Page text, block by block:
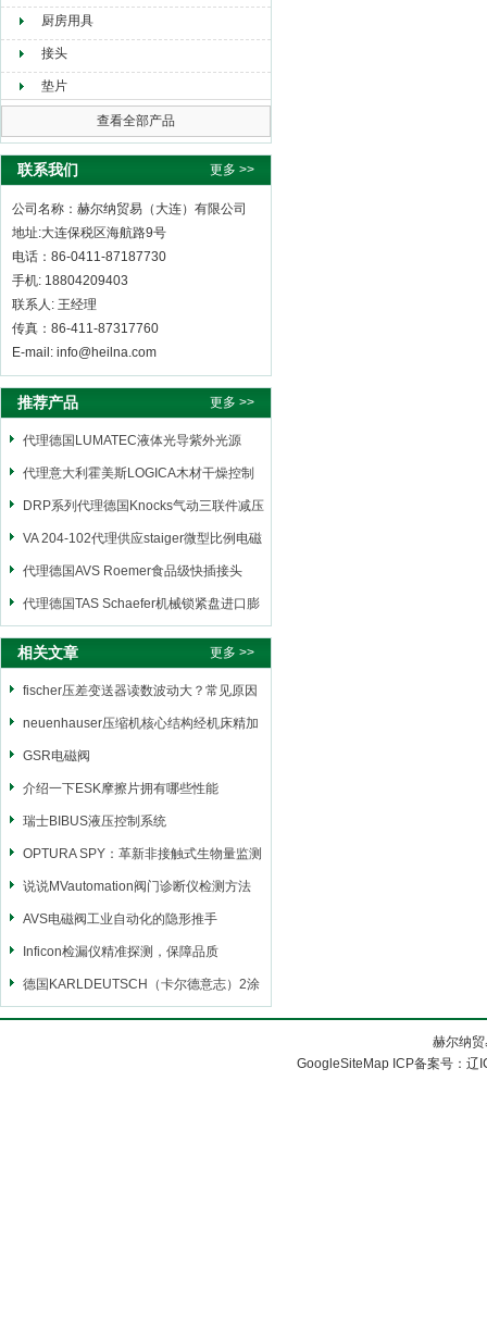
厨房用具
接头
垫片
查看全部产品
联系我们 更多 >>
公司名称：赫尔纳贸易（大连）有限公司
地址:大连保税区海航路9号
电话：86-0411-87187730
手机: 18804209403
联系人: 王经理
传真：86-411-87317760
E-mail: info@heilna.com
推荐产品 更多 >>
代理德国LUMATEC液体光导紫外光源
代理意大利霍美斯LOGICA木材干燥控制
仪
DRP系列代理德国Knocks气动三联件减压
阀
VA 204-102代理供应staiger微型比例电磁
阀
代理德国AVS Roemer食品级快插接头
代理德国TAS Schaefer机械锁紧盘进口膨
胀套
相关文章 更多 >>
fischer压差变送器读数波动大？常见原因
与解决方案
neuenhauser压缩机核心结构经机床精加
工而成
GSR电磁阀
介绍一下ESK摩擦片拥有哪些性能
瑞士BIBUS液压控制系统
OPTURA SPY：革新非接触式生物量监测
的未来
说说MVautomation阀门诊断仪检测方法
AVS电磁阀工业自动化的隐形推手
Inficon检漏仪精准探测，保障品质
德国KARLDEUTSCH（卡尔德意志）2涂
层测厚仪
赫尔纳
GoogleSiteMap ICP备案号：辽